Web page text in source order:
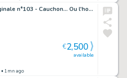
Planche originale n°103 - Cauchon... Ou l'homme qui tua Jeanne d'Arc
• 1mn ago
available
€2,500